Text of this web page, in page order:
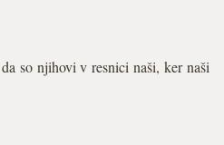
so njihovi v resnici naši, ker naši